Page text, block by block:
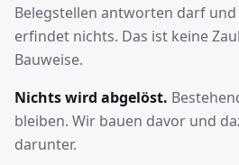
Belegstellen antworten darf
erfindet nichts. Das ist keine
Bauweise.
Nichts wird abgelöst.
bleiben. Wir bauen davor und
darunter.